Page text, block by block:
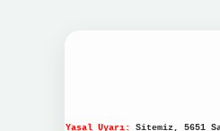
Yasal Uyarı:
Sitemiz, 5651